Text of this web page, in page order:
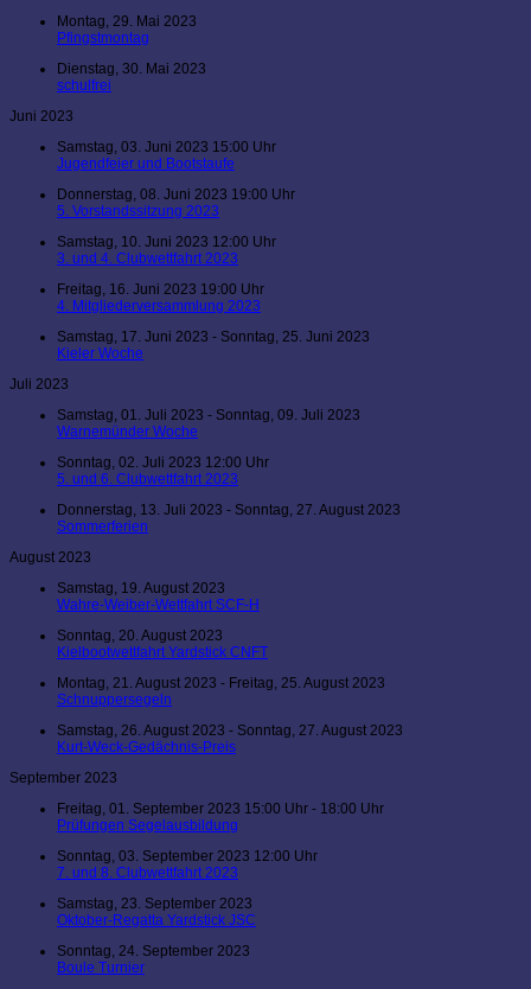
Montag, 29. Mai 2023
Pfingstmontag
Dienstag, 30. Mai 2023
schulfrei
Juni 2023
Samstag, 03. Juni 2023 15:00 Uhr
Jugendfeier und Bootstaufe
Donnerstag, 08. Juni 2023 19:00 Uhr
5. Vorstandssitzung 2023
Samstag, 10. Juni 2023 12:00 Uhr
3. und 4. Clubwettfahrt 2023
Freitag, 16. Juni 2023 19:00 Uhr
4. Mitgliederversammlung 2023
Samstag, 17. Juni 2023 - Sonntag, 25. Juni 2023
Kieler Woche
Juli 2023
Samstag, 01. Juli 2023 - Sonntag, 09. Juli 2023
Warnemünder Woche
Sonntag, 02. Juli 2023 12:00 Uhr
5. und 6. Clubwettfahrt 2023
Donnerstag, 13. Juli 2023 - Sonntag, 27. August 2023
Sommerferien
August 2023
Samstag, 19. August 2023
Wahre-Weiber-Wettfahrt SCF-H
Sonntag, 20. August 2023
Kielbootwettfahrt Yardstick CNFT
Montag, 21. August 2023 - Freitag, 25. August 2023
Schnuppersegeln
Samstag, 26. August 2023 - Sonntag, 27. August 2023
Kurt-Weck-Gedächnis-Preis
September 2023
Freitag, 01. September 2023 15:00 Uhr - 18:00 Uhr
Prüfungen Segelausbildung
Sonntag, 03. September 2023 12:00 Uhr
7. und 8. Clubwettfahrt 2023
Samstag, 23. September 2023
Oktober-Regatta Yardstick JSC
Sonntag, 24. September 2023
Boule Turnier